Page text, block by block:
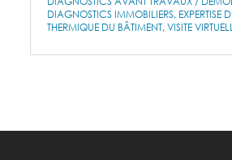
DIAGNOSTICS IMMOBILIERS EXPERTISE
THERMIQUE DU BÂTIMENT VISITE